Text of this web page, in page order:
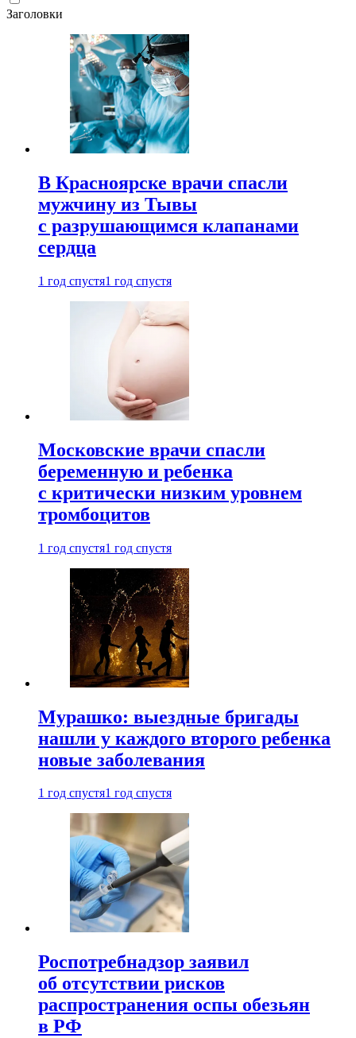
Заголовки
В Красноярске врачи спасли
мужчину из Тывы
с разрушающимся клапанами
сердца
1 год спустя1 год спустя
Московские врачи спасли
беременную и ребенка
с критически низким уровнем
тромбоцитов
1 год спустя1 год спустя
Мурашко: выездные бригады
нашли у каждого второго ребенка
новые заболевания
1 год спустя1 год спустя
Роспотребнадзор заявил
об отсутствии рисков
распространения оспы обезьян
в РФ